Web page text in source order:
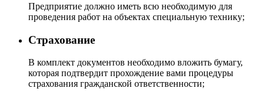
Предприятие должно иметь всю необходимую для
проведения работ на объектах специальную технику;
Страхование
В комплект документов необходимо вложить бумагу,
которая подтвердит прохождение вами процедуры
страхования гражданской ответственности;